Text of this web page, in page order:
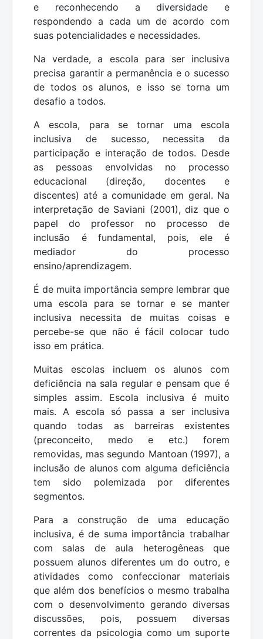
e reconhecendo a diversidade e
respondendo a cada um de acordo com
suas potencialidades e necessidades.
Na verdade, a escola para ser inclusiva
precisa garantir a permanência e o sucesso
de todos os alunos, e isso se torna um
desafio a todos.
A escola, para se tornar uma escola
inclusiva de sucesso, necessita da
participação e interação de todos. Desde
as pessoas envolvidas no processo
educacional (direção, docentes e
discentes) até a comunidade em geral. Na
interpretação de Saviani (2001), diz que o
papel do professor no processo de
inclusão é fundamental, pois, ele é
mediador do processo
ensino/aprendizagem.
É de muita importância sempre lembrar que
uma escola para se tornar e se manter
inclusiva necessita de muitas coisas e
percebe-se que não é fácil colocar tudo
isso em prática.
Muitas escolas incluem os alunos com
deficiência na sala regular e pensam que é
simples assim. Escola inclusiva é muito
mais. A escola só passa a ser inclusiva
quando todas as barreiras existentes
(preconceito, medo e etc.) forem
removidas, mas segundo Mantoan (1997), a
inclusão de alunos com alguma deficiência
tem sido polemizada por diferentes
segmentos.
Para a construção de uma educação
inclusiva, é de suma importância trabalhar
com salas de aula heterogêneas que
possuem alunos diferentes um do outro, e
atividades como confeccionar materiais
que além dos benefícios o mesmo trabalha
com o desenvolvimento gerando diversas
discussões, pois, possuem diversas
correntes da psicologia como um suporte